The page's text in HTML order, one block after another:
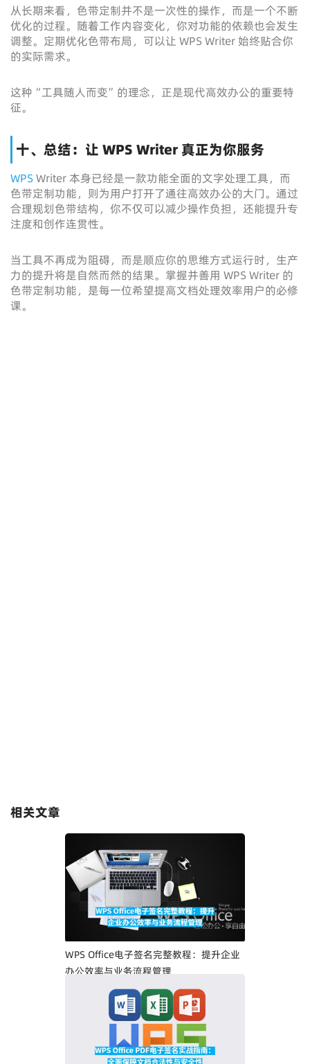
从长期来看，色带定制并不是一次性的操作，而是一个不断
优化的过程。随着工作内容变化，你对功能的依赖也会发生
调整。定期优化色带布局，可以让 WPS Writer 始终贴合你
的实际需求。
这种“工具随人而变”的理念，正是现代高效办公的重要特
征。
十、总结：让 WPS Writer 真正为你服务
WPS Writer 本身已经是一款功能全面的文字处理工具，而
色带定制功能，则为用户打开了通往高效办公的大门。通过
合理规划色带结构，你不仅可以减少操作负担，还能提升专
注度和创作连贯性。
当工具不再成为阻碍，而是顺应你的思维方式运行时，生产
力的提升将是自然而然的结果。掌握并善用 WPS Writer 的
色带定制功能，是每一位希望提高文档处理效率用户的必修
课。
相关文章
WPS Office电子签名完整教程：提升企业
办公效率与业务流程管理